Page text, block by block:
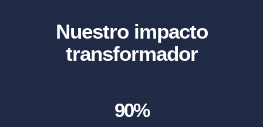
Nuestro impacto
transformador
90%